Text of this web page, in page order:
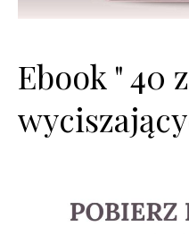
Ebook " 40